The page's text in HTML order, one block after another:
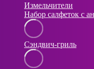
Измельчители
Набор салфеток с
Сэндвич-гриль